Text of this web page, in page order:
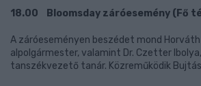
18.00 Bloomsday záróesemény (Fő
A záróeseményen beszédet mond
alpolgármester, valamint Dr. Czetter Ibolya,
tanszékvezető tanár. Közreműködik